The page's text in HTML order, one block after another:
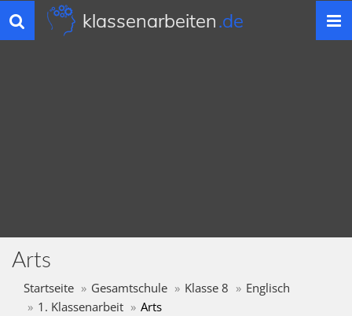
Toggle
navigation
klassenarbeiten.de
Arts
Startseite Gesamtschule Klasse 8
Englisch
1. Klassenarbeit
Arts